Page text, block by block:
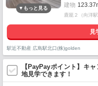
建物
鹿籠２（向洋
見
駅近不動産 広島駅北口(株)golden
【PayPayポイント】キ
地見学できます！